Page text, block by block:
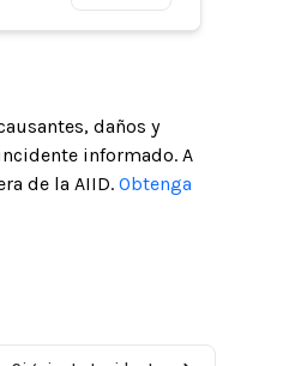
daños y
informado. A
de la AIID. Obtenga